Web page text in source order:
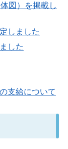
図）を掲載し
しました
した
支給について